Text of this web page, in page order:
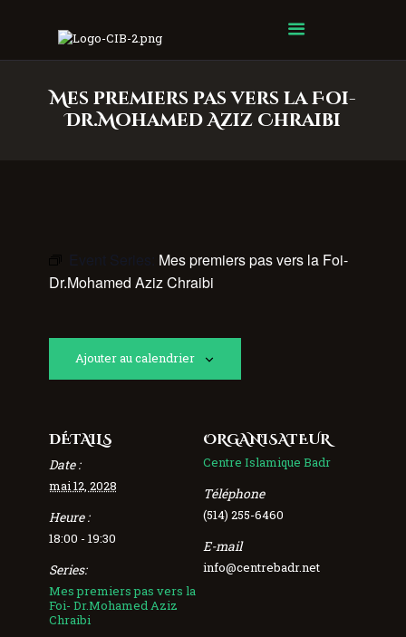
Mes premiers pas vers la Foi-
Dr.Mohamed Aziz Chraibi
Centre Islamique Badr
Event Series: Mes premiers pas vers la Foi-
Dr.Mohamed Aziz Chraibi
Ajouter au calendrier
DÉTAILS
Date :
mai 12, 2028
Heure :
18:00 - 19:30
Series:
Mes premiers pas vers la
Foi- Dr.Mohamed Aziz
Chraibi
ORGANISATEUR
Centre Islamique Badr
Téléphone
(514) 255-6460
E-mail
info@centrebadr.net